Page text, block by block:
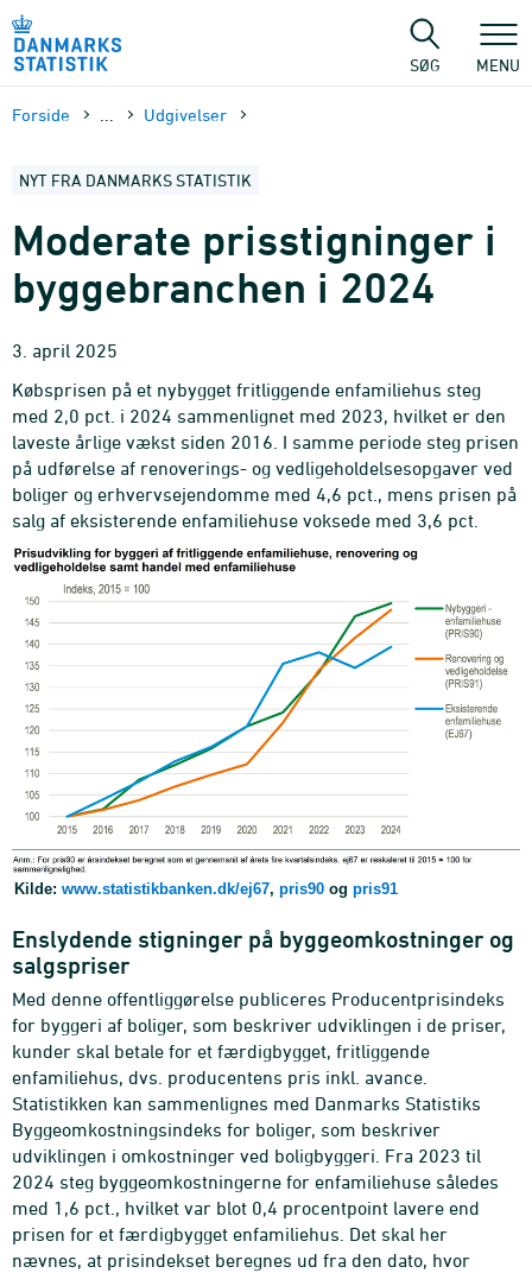
sidens
SØG MENU
Forside Udgivelser
NYT FRA DANMARKS STATISTIK
Moderate prisstigninger i
byggebranchen i 2024
3. april 2025
Købsprisen på et nybygget fritliggende enfamiliehus steg
med 2,0 pct. i 2024 sammenlignet med 2023, hvilket er den
laveste årlige vækst siden 2016. I samme periode steg prisen
på udførelse af renoverings- og vedligeholdelsesopgaver ved
boliger og erhvervsejendomme med 4,6 pct., mens prisen på
salg af eksisterende enfamiliehuse voksede med 3,6 pct.
Kilde: www.statistikbanken.dk/ej67, pris90 og pris91
Enslydende stigninger på byggeomkostninger og
salgspriser
Med denne offentliggørelse publiceres Producentprisindeks
for byggeri af boliger, som beskriver udviklingen i de priser,
kunder skal betale for et færdigbygget, fritliggende
enfamiliehus, dvs. producentens pris inkl. avance.
Statistikken kan sammenlignes med Danmarks Statistiks
Byggeomkostningsindeks for boliger, som beskriver
udviklingen i omkostninger ved boligbyggeri. Fra 2023 til
2024 steg byggeomkostningerne for enfamiliehuse således
med 1,6 pct., hvilket var blot 0,4 procentpoint lavere end
prisen for et færdigbygget enfamiliehus. Det skal her
nævnes, at prisindekset beregnes ud fra den dato, hvor